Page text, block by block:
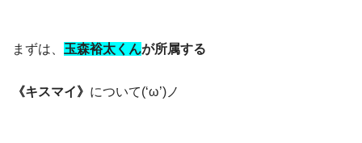
まずは、 玉森裕太くんが所属する
《キスマイ》 について(‘ω’)ノ